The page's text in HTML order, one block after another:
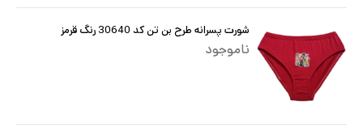
شورت پسرانه طرح بن تن کد 30640 رنگ قرمز
ناموجود